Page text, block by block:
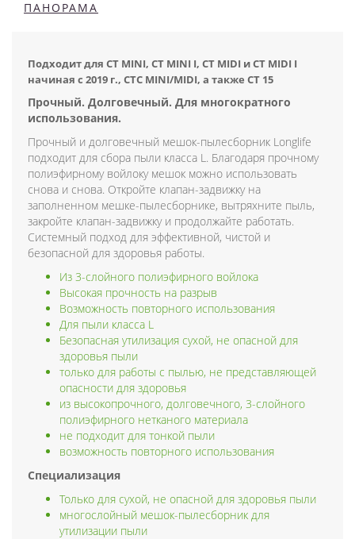
ПАНОРАМА
Подходит для CT MINI, CT MINI I, CT MIDI и CT MIDI I
начиная с 2019 г., CTC MINI/MIDI, а также CT 15
Прочный. Долговечный. Для многократного
использования.
Прочный и долговечный мешок-пылесборник Longlife
подходит для сбора пыли класса L. Благодаря прочному
полиэфирному войлоку мешок можно использовать
снова и снова. Откройте клапан-задвижку на
заполненном мешке-пылесборнике, вытряхните пыль,
закройте клапан-задвижку и продолжайте работать.
Системный подход для эффективной, чистой и
безопасной для здоровья работы.
Из 3-слойного полиэфирного войлока
Высокая прочность на разрыв
Возможность повторного использования
Для пыли класса L
Безопасная утилизация сухой, не опасной для
здоровья пыли
только для работы с пылью, не представляющей
опасности для здоровья
из высокопрочного, долговечного, 3-слойного
полиэфирного нетканого материала
не подходит для тонкой пыли
возможность повторного использования
Специализация
Только для сухой, не опасной для здоровья пыли
многослойный мешок-пылесборник для
утилизации пыли